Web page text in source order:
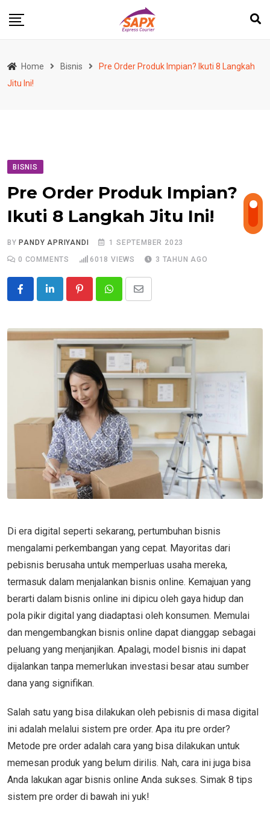
Home Bisnis
Pre Order Produk Impian? Ikuti 8 Langkah
Jitu Ini!
BISNIS
Pre Order Produk Impian?
Ikuti 8 Langkah Jitu Ini!
BY PANDY APRIYANDI
1 SEPTEMBER 2023
0 COMMENTS 6018 VIEWS 3 TAHUN AGO
PinterestWhatsappShare
Email
Di era digital seperti sekarang, pertumbuhan bisnis
mengalami perkembangan yang cepat. Mayoritas dari
pebisnis berusaha untuk memperluas usaha mereka,
termasuk dalam menjalankan bisnis online. Kemajuan yang
berarti dalam bisnis online ini dipicu oleh gaya hidup dan
pola pikir digital yang diadaptasi oleh konsumen. Memulai
dan mengembangkan bisnis online dapat dianggap sebagai
peluang yang menjanjikan. Apalagi, model bisnis ini dapat
dijalankan tanpa memerlukan investasi besar atau sumber
dana yang signifikan.
Salah satu yang bisa dilakukan oleh pebisnis di masa digital
ini adalah melalui sistem pre order. Apa itu pre order?
Metode pre order adalah cara yang bisa dilakukan untuk
memesan produk yang belum dirilis. Nah, cara ini juga bisa
Anda lakukan agar bisnis online Anda sukses. Simak 8 tips
sistem pre order di bawah ini yuk!